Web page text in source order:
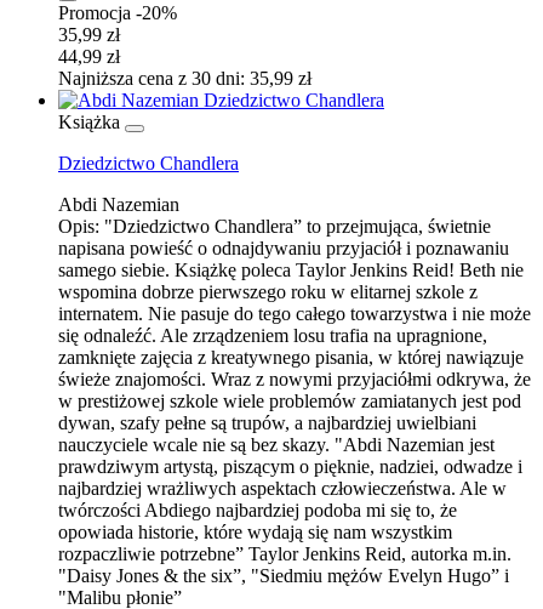
Promocja -20%
35,99 zł
44,99 zł
Najniższa cena z 30 dni: 35,99 zł
Książka
Dziedzictwo Chandlera
Abdi Nazemian
Opis: "Dziedzictwo Chandlera” to przejmująca, świetnie
napisana powieść o odnajdywaniu przyjaciół i poznawaniu
samego siebie. Książkę poleca Taylor Jenkins Reid! Beth nie
wspomina dobrze pierwszego roku w elitarnej szkole z
internatem. Nie pasuje do tego całego towarzystwa i nie może
się odnaleźć. Ale zrządzeniem losu trafia na upragnione,
zamknięte zajęcia z kreatywnego pisania, w której nawiązuje
świeże znajomości. Wraz z nowymi przyjaciółmi odkrywa, że
w prestiżowej szkole wiele problemów zamiatanych jest pod
dywan, szafy pełne są trupów, a najbardziej uwielbiani
nauczyciele wcale nie są bez skazy. "Abdi Nazemian jest
prawdziwym artystą, piszącym o pięknie, nadziei, odwadze i
najbardziej wrażliwych aspektach człowieczeństwa. Ale w
twórczości Abdiego najbardziej podoba mi się to, że
opowiada historie, które wydają się nam wszystkim
rozpaczliwie potrzebne” Taylor Jenkins Reid, autorka m.in.
"Daisy Jones & the six”, "Siedmiu mężów Evelyn Hugo” i
"Malibu płonie”